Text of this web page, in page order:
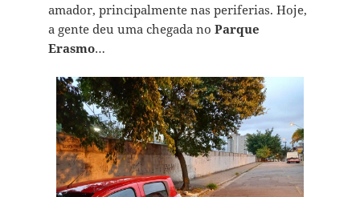
amador, principalmente nas periferias. Hoje,
a gente deu uma chegada no Parque
Erasmo…